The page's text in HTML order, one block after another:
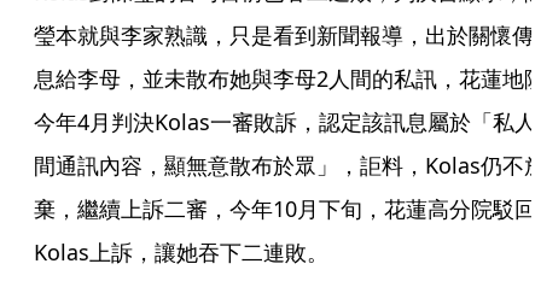
瑩本就與李家熟識，只是看到新聞報導，出於關懷傳
息給李母，並未散布她與李母2人間的私訊，花蓮地
今年4月判決Kolas一審敗訴，認定該訊息屬於「私人
間通訊內容，顯無意散布於眾」，詎料，Kolas仍不
棄，繼續上訴二審，今年10月下旬，花蓮高分院駁回
Kolas上訴，讓她吞下二連敗。